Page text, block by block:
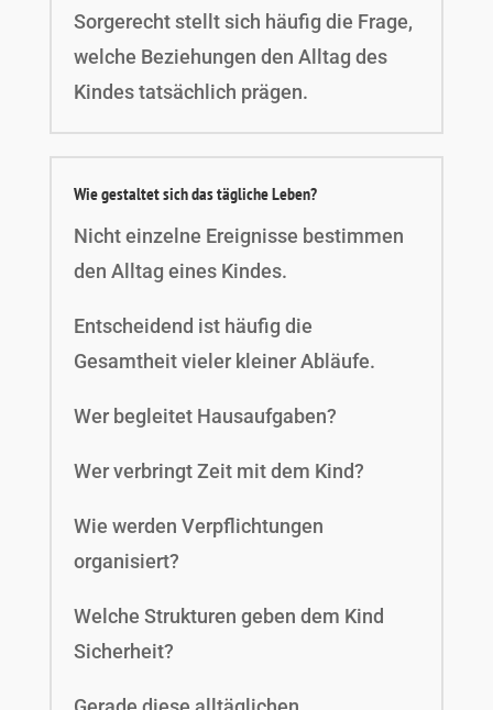
Sorgerecht stellt sich häufig die Frage,
welche Beziehungen den Alltag des
Kindes tatsächlich prägen.
Wie gestaltet sich das tägliche Leben?
Nicht einzelne Ereignisse bestimmen
den Alltag eines Kindes.
Entscheidend ist häufig die
Gesamtheit vieler kleiner Abläufe.
Wer begleitet Hausaufgaben?
Wer verbringt Zeit mit dem Kind?
Wie werden Verpflichtungen
organisiert?
Welche Strukturen geben dem Kind
Sicherheit?